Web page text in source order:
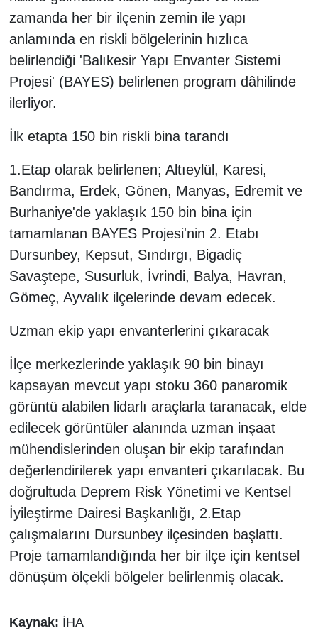
zamanda her bir ilçenin zemin ile yapı
anlamında en riskli bölgelerinin hızlıca
belirlendiği 'Balıkesir Yapı Envanter Sistemi
Projesi' (BAYES) belirlenen program dâhilinde
ilerliyor.
İlk etapta 150 bin riskli bina tarandı
1.Etap olarak belirlenen; Altıeylül, Karesi,
Bandırma, Erdek, Gönen, Manyas, Edremit ve
Burhaniye'de yaklaşık 150 bin bina için
tamamlanan BAYES Projesi'nin 2. Etabı
Dursunbey, Kepsut, Sındırgı, Bigadiç
Savaştepe, Susurluk, İvrindi, Balya, Havran,
Gömeç, Ayvalık ilçelerinde devam edecek.
Uzman ekip yapı envanterlerini çıkaracak
İlçe merkezlerinde yaklaşık 90 bin binayı
kapsayan mevcut yapı stoku 360 panaromik
görüntü alabilen lidarlı araçlarla taranacak, elde
edilecek görüntüler alanında uzman inşaat
mühendislerinden oluşan bir ekip tarafından
değerlendirilerek yapı envanteri çıkarılacak. Bu
doğrultuda Deprem Risk Yönetimi ve Kentsel
İyileştirme Dairesi Başkanlığı, 2.Etap
çalışmalarını Dursunbey ilçesinden başlattı.
Proje tamamlandığında her bir ilçe için kentsel
dönüşüm ölçekli bölgeler belirlenmiş olacak.
Kaynak: İHA